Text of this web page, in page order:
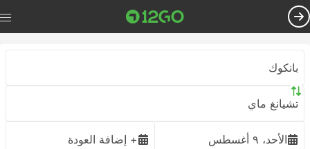
بانكوك
تشيانغ ماي
الأحد، ٩ أغسطس + إضافة العودة